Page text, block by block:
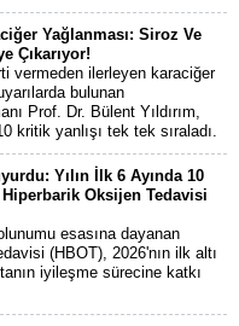
Yağlanması: Siroz Ve
Çıkarıyor!
vermeden ilerleyen karaciğer
bulunan
Prof. Dr. Bülent Yıldırım,
kritik yanlışı tek tek sıraladı.
Yılın İlk 6 Ayında 10
Oksijen Tedavisi
esasına dayanan
(HBOT), 2026'nın ilk altı
iyileşme sürecine katkı